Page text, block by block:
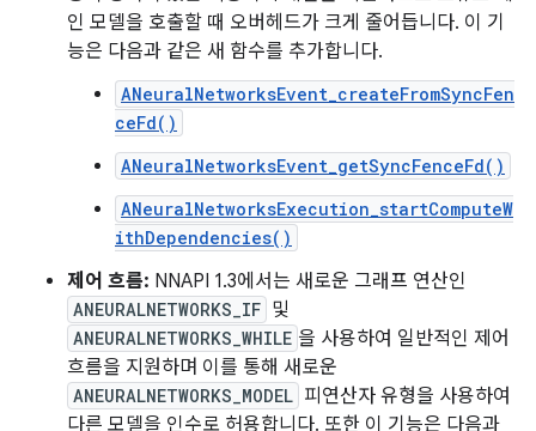
인 모델을 호출할 때 오버헤드가 크게 줄어듭니다. 이 기
능은 다음과 같은 새 함수를 추가합니다.
ANeuralNetworksEvent_createFromSyncFen
ceFd()
ANeuralNetworksEvent_getSyncFenceFd()
ANeuralNetworksExecution_startComputeW
ithDependencies()
제어 흐름: NNAPI 1.3에서는 새로운 그래프 연산인
ANEURALNETWORKS_IF 및
ANEURALNETWORKS_WHILE 을 사용하여 일반적인 제어
흐름을 지원하며 이를 통해 새로운
ANEURALNETWORKS_MODEL 피연산자 유형을 사용하여
다른 모델을 인수로 허용합니다. 또한 이 기능은 다음과